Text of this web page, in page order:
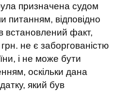
призначена судом
питанням, відповідно
встановлений факт,
не є заборгованістю
і не може бути
оскільки дана
який був